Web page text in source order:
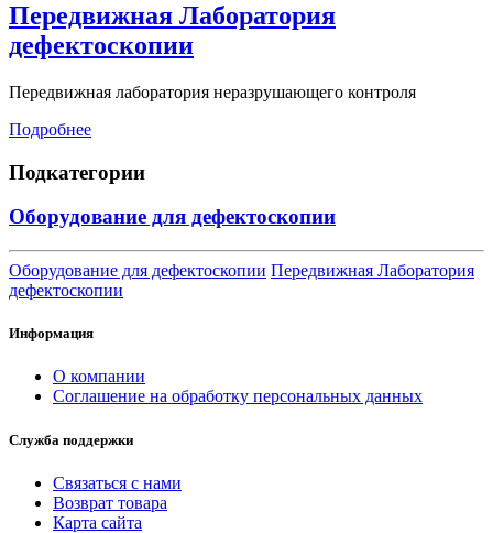
Передвижная Лаборатория
дефектоскопии
Передвижная лаборатория неразрушающего контроля
Подробнее
Подкатегории
Оборудование для дефектоскопии
Оборудование для дефектоскопии Передвижная Лаборатория
дефектоскопии
Информация
О компании
Соглашение на обработку персональных данных
Служба поддержки
Связаться с нами
Возврат товара
Карта сайта